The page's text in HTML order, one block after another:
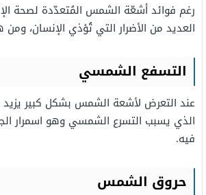
رغم فوائد أشعّة الشمس المُتعدّدة لصحة
العديد من الأضرار التي تُؤذي الإنسان، ومن
التسفع الشمسي
عند التعرض لأشعة الشمس بشكل كبير يزيد
الذي يسبب التسرع الشمسي وهو اسمرار
فيه.
حروق الشمس